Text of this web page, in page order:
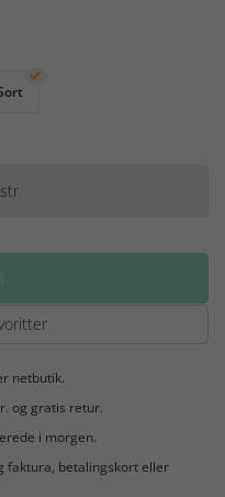
netbutik.
og gratis retur.
i morgen.
faktura, betalingskort eller